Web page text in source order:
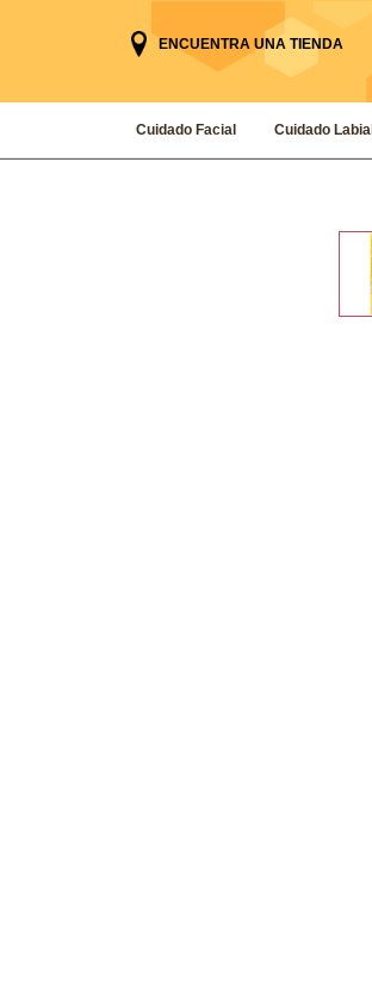
ENCUENTRA UNA TIENDA
Cuidado Facial Cuidado Labial